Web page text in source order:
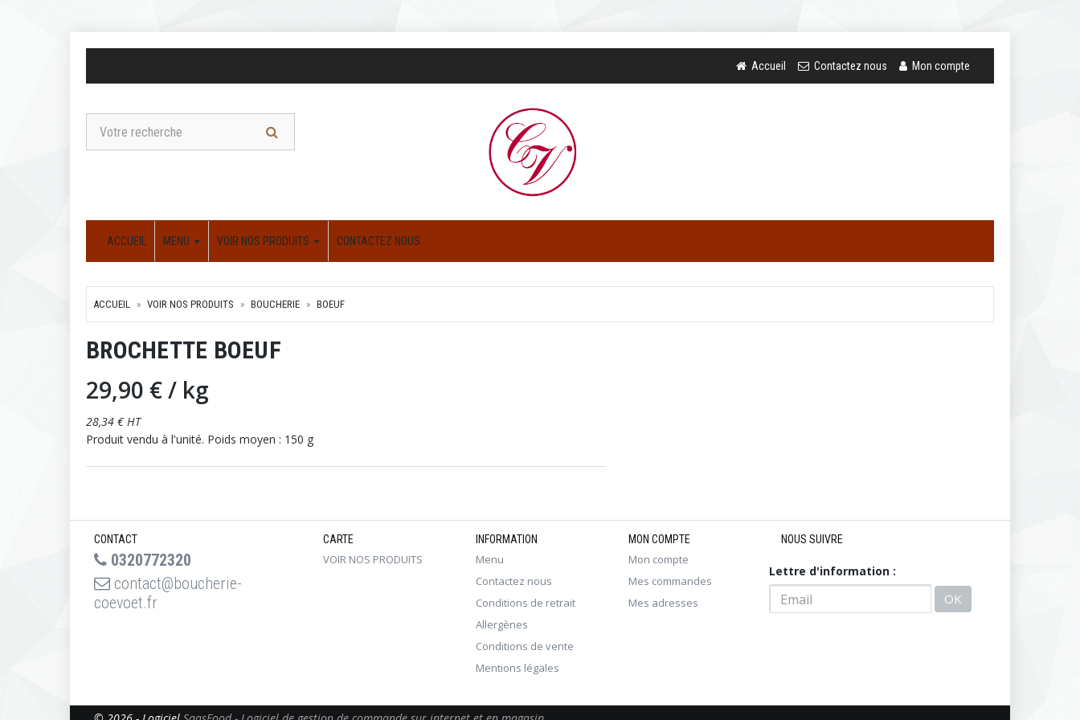
Accueil Contactez nous Mon compte
ACCUEIL MENU VOIR NOS PRODUITS CONTACTEZ NOUS
ACCUEIL VOIR NOS PRODUITS BOUCHERIE BOEUF
BROCHETTE BOEUF
29,90 €/ kg
28,34 € HT
Produit vendu à l'unité. Poids moyen : 150 g
CONTACT
0320772320
contact@boucherie-
coevoet.fr
CARTE
VOIR NOS PRODUITS
INFORMATION
Menu
Contactez nous
Conditions de retrait
Allergènes
Conditions de vente
Mentions légales
MON COMPTE
Mon compte
Mes commandes
Mes adresses
NOUS SUIVRE
Lettre d'information :
OK